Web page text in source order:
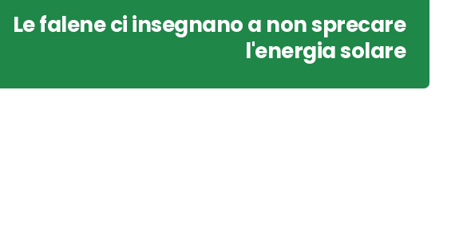
Le falene ci insegnano a non sprecare
l'energia solare